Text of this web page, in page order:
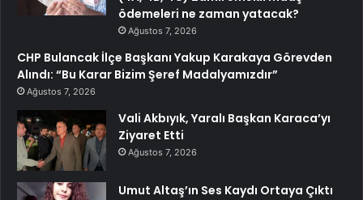
ödemeleri ne zaman yatacak?
Ağustos 7, 2026
CHP Bulancak İlçe Başkanı Yakup Karakaya Görevden
Alındı: “Bu Karar Bizim Şeref Madalyamızdır”
Ağustos 7, 2026
Vali Akbıyık, Yaralı Başkan Karaca’yı
Ziyaret Etti
Ağustos 7, 2026
Umut Altaş’ın Ses Kaydı Ortaya Çıktı